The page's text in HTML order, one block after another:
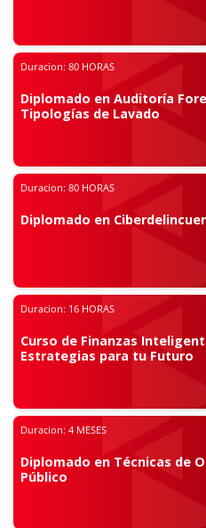
Duracion: 80 HORAS
Diplomado en Auditoría
Tipologías de Lavado
Duracion: 80 HORAS
Diplomado en
Duracion: 16 HORAS
Curso de Finanzas
Estrategias para tu Futuro
Duracion: 4 MESES
Diplomado en Técnicas de
Público